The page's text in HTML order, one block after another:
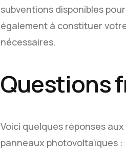
subventions disponibles
également à constituer
nécessaires.
Questions
Voici quelques réponses
panneaux photovoltaïques :